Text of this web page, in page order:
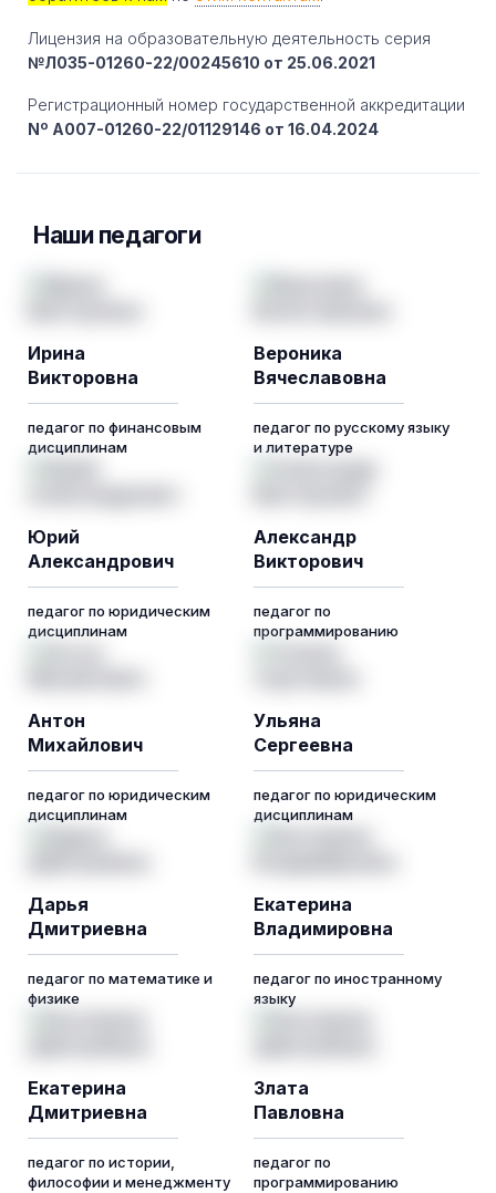
Лицензия на образовательную деятельность серия
№Л035-01260-22/00245610 от 25.06.2021
Регистрационный номер государственной аккредитации
Nº A007-01260-22/01129146 от 16.04.2024
Наши педагоги
Ирина
Викторовна
педагог по финансовым
дисциплинам
Вероника
Вячеславовна
педагог по русскому языку
и литературе
Юрий
Александрович
педагог по юридическим
дисциплинам
Александр
Викторович
педагог по
программированию
Антон
Михайлович
педагог по юридическим
дисциплинам
Ульяна
Сергеевна
педагог по юридическим
дисциплинам
Дарья
Дмитриевна
педагог по математике и
физике
Екатерина
Владимировна
педагог по иностранному
языку
Екатерина
Дмитриевна
педагог по истории,
философии и менеджменту
Злата
Павловна
педагог по
программированию